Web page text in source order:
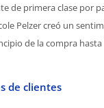
de primera clase por
Pelzer creó un
de la compra
de clientes